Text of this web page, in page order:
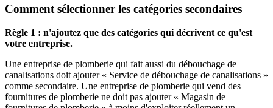
Comment sélectionner les catégories secondaires
Règle 1 : n'ajoutez que des catégories qui décrivent ce qu'est
votre entreprise.
Une entreprise de plomberie qui fait aussi du débouchage de
canalisations doit ajouter « Service de débouchage de canalisations »
comme secondaire. Une entreprise de plomberie qui vend des
fournitures de plomberie ne doit pas ajouter « Magasin de